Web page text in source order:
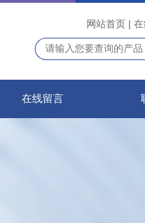
网站首页 |
在线留言